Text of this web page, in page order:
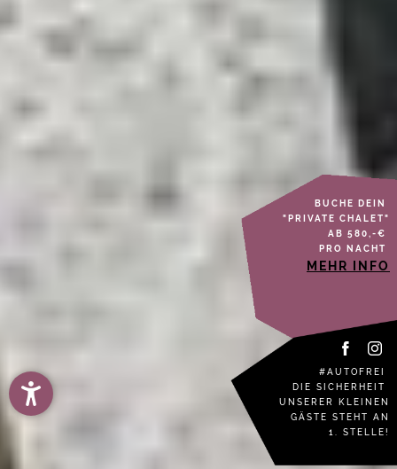
BUCHE DEIN
"PRIVATE CHALET"
AB 580,-€
PRO NACHT
MEHR INFO
#AUTOFREI
DIE SICHERHEIT
UNSERER KLEINEN
GÄSTE STEHT AN
1. STELLE!